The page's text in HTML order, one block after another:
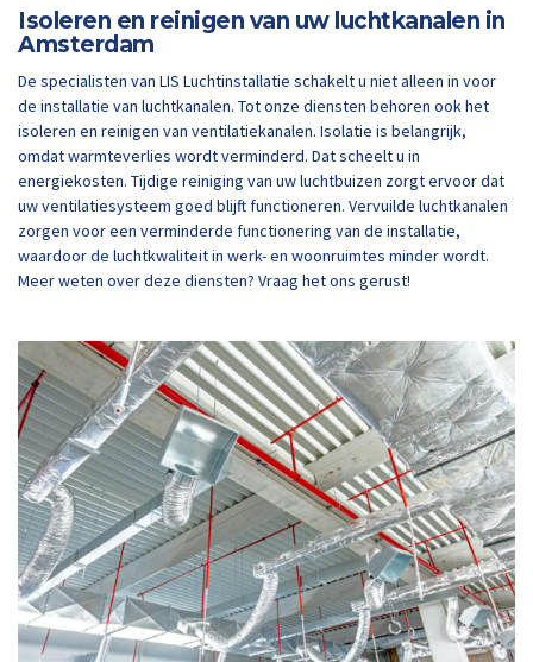
Isoleren en reinigen van uw luchtkanalen in
Amsterdam
De specialisten van LIS Luchtinstallatie schakelt u niet alleen in voor
de installatie van luchtkanalen. Tot onze diensten behoren ook het
isoleren en reinigen van ventilatiekanalen. Isolatie is belangrijk,
omdat warmteverlies wordt verminderd. Dat scheelt u in
energiekosten. Tijdige reiniging van uw luchtbuizen zorgt ervoor dat
uw ventilatiesysteem goed blijft functioneren. Vervuilde luchtkanalen
zorgen voor een verminderde functionering van de installatie,
waardoor de luchtkwaliteit in werk- en woonruimtes minder wordt.
Meer weten over deze diensten? Vraag het ons gerust!